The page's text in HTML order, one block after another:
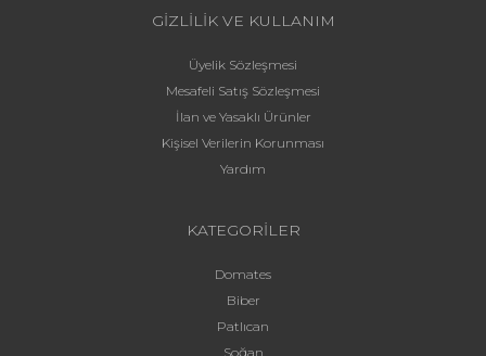
GİZLİLİK VE KULLANIM
Üyelik Sözleşmesi
Mesafeli Satış Sözleşmesi
İlan ve Yasaklı Ürünler
Kişisel Verilerin Korunması
Yardım
KATEGORİLER
Domates
Biber
Patlıcan
Soğan